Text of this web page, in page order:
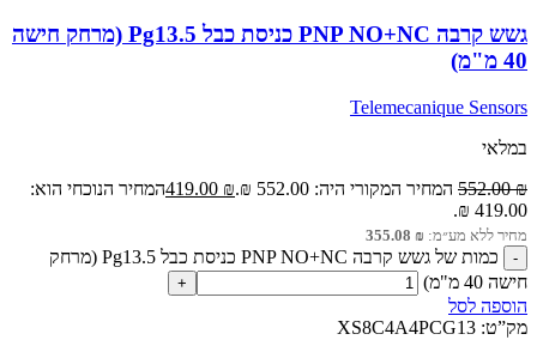
גשש קרבה PNP NO+NC כניסת כבל Pg13.5 (מרחק חישה
40 מ"מ)
Telemecanique Sensors
במלאי
552.00₪ המחיר המקורי היה: 552.00 ₪. 419.00 ₪
המחיר הנוכחי הוא:
419.00 ₪.
מחיר ללא מע״מ: 355.08 ₪
כמות של גשש קרבה PNP NO+NC כניסת כבל Pg13.5 (מרחק
חישה 40 מ"מ)
הוספה לסל
מק”ט: XS8C4A4PCG13